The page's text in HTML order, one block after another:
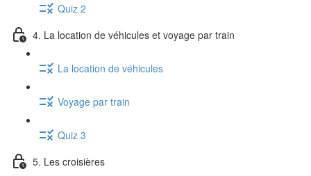
Quiz 2
4. La location de véhicules et voyage par train
La location de véhicules
Voyage par train
Quiz 3
5. Les croisières